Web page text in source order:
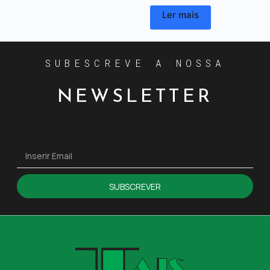
Ler mais
SUBESCREVE A NOSSA
NEWSLETTER
SUBSCREVER